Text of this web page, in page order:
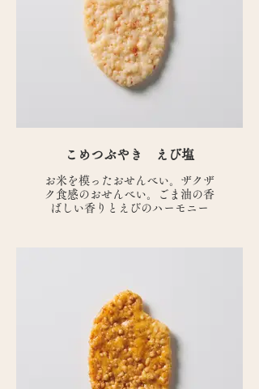
こめつぶやき えび塩
お米を模ったおせんべい。ザクザ
ク食感のおせんべい。ごま油の香
ばしい香りとえびのハーモニー